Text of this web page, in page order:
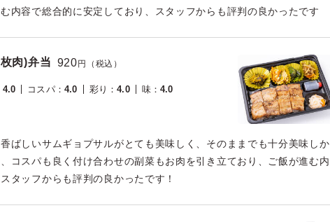
内容で総合的に安定しており、スタッフからも評判の良かったです
肉)弁当 920 円（税込）
4.0 コスパ： 4.0 彩り ：4.0 味：4.0
ばしいサムギョプサルがとても美味しく、そのままでも十分美味しか
コスパも良く付け合わせの副菜もお肉を引き立ており、ご飯が進む内
タッフからも評判の良かったです！